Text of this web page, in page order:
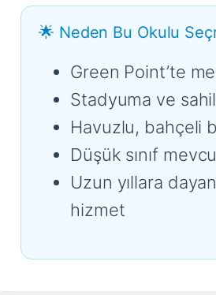
🌟 Neden Bu Okulu
Green Point’te
Stadyuma ve
Havuzlu, bahçeli
Düşük sınıf
Uzun yıllara
hizmet